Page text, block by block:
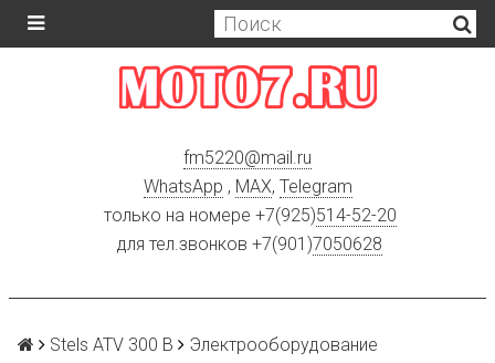
fm5220@mail.ru
WhatsApp , MAX, Telegram
только на номере +7(925)514-52-20
для тел.звонков +7(901)7050628
Stels ATV 300 B Электрооборудование